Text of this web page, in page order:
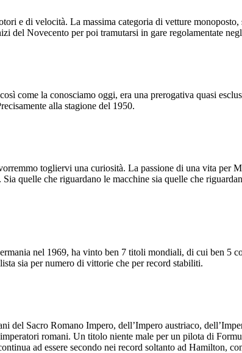
e di velocità. La massima categoria di vetture
del Novecento per poi tramutarsi in gare regolamentate
come la conosciamo oggi, era una prerogativa quasi
alla stagione del 1950.
togliervi una curiosità. La passione di una vita per
quelle che riguardano le macchine sia quelle che
nel 1969, ha vinto ben 7 titoli mondiali, di cui ben 5
sia per numero di vittorie che per record stabiliti.
Sacro Romano Impero, dell’Impero austriaco,
romani. Un titolo niente male per un pilota di
ad essere secondo nei record soltanto ad Hamilton,